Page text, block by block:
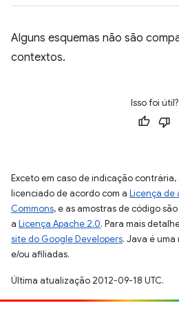
Alguns esquemas não são
contextos.
Isso foi útil?
Exceto em caso de indicação
licenciado de acordo com a Licença de
Commons, e as amostras de código
a Licença Apache 2.0. Para mais
site do Google Developers. Java é
e/ou afiliadas.
Última atualização 2012-09-18 UTC.